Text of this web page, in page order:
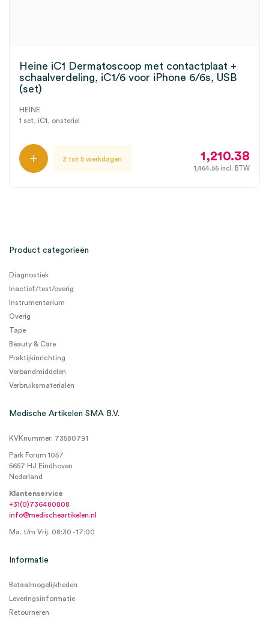
Heine iC1 Dermatoscoop met contactplaat +
schaalverdeling, iC1/6 voor iPhone 6/6s, USB
(set)
HEINE
1 set, iC1, onsteriel
3 tot 5 werkdagen 1,210.38
1,464.56 incl. BTW
Product categorieën
Diagnostiek
Inactief/test/overig
Instrumentarium
Overig
Tape
Beauty & Care
Praktijkinrichting
Verbandmiddelen
Verbruiksmaterialen
Medische Artikelen SMA B.V.
KVKnummer: 73580791
Park Forum 1057
5657 HJ Eindhoven
Nederland
Klantenservice
+31(0)736480808
info@medischeartikelen.nl
Ma. t/m Vrij. 08:30 - 17:00
Informatie
Betaalmogelijkheden
Leveringsinformatie
Retourneren